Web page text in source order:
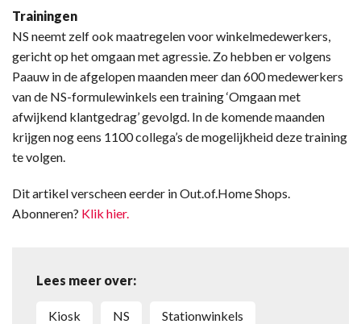
Trainingen
NS neemt zelf ook maatregelen voor winkelmedewerkers,
gericht op het omgaan met agressie. Zo hebben er volgens
Paauw in de afgelopen maanden meer dan 600 medewerkers
van de NS-formulewinkels een training ‘Omgaan met
afwijkend klantgedrag’ gevolgd. In de komende maanden
krijgen nog eens 1100 collega’s de mogelijkheid deze training
te volgen.
Dit artikel verscheen eerder in Out.of.Home Shops.
Abonneren? Klik hier.
Lees meer over:
Kiosk NS Stationwinkels